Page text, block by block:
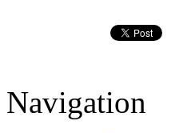
Navigation